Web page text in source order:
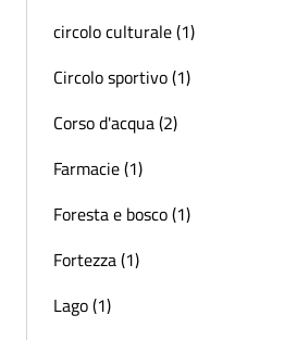
circolo culturale (1)
Circolo sportivo (1)
Corso d'acqua (2)
Farmacie (1)
Foresta e bosco (1)
Fortezza (1)
Lago (1)